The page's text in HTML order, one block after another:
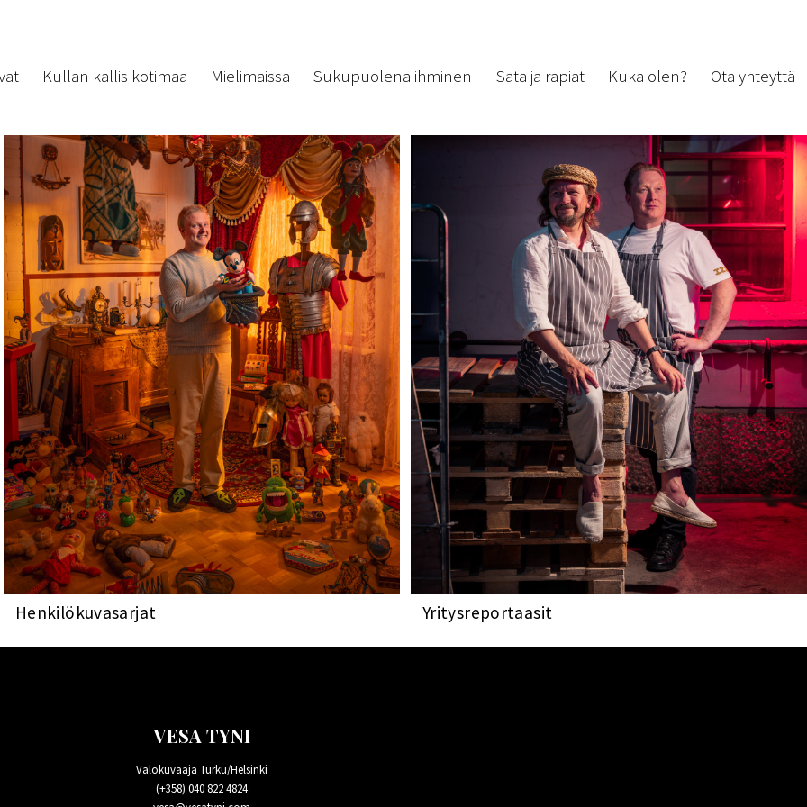
Kullan kallis kotimaa Mielimaissa Sukupuolena ihminen Sata ja rapiat Kuka olen? Ota yhteyttä
Henkilökuvasarjat Yritysreportaasit
VESA TYNI
Valokuvaaja Turku/Helsinki
(+358) 040 822 4824